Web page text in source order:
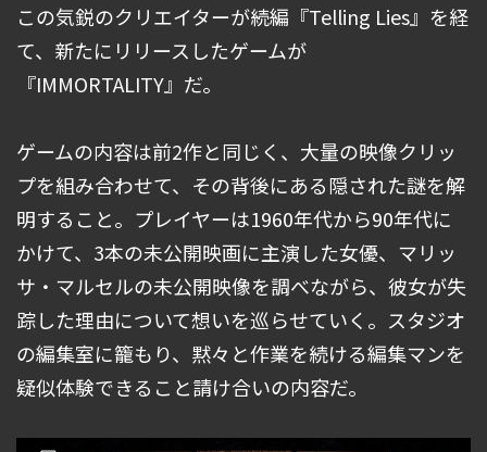
この気鋭のクリエイターが続編『Telling Lies』を経
て、新たにリリースしたゲームが
『IMMORTALITY』だ。
ゲームの内容は前2作と同じく、大量の映像クリッ
プを組み合わせて、その背後にある隠された謎を解
明すること。プレイヤーは1960年代から90年代に
かけて、3本の未公開映画に主演した女優、マリッ
サ・マルセルの未公開映像を調べながら、彼女が失
踪した理由について想いを巡らせていく。スタジオ
の編集室に籠もり、黙々と作業を続ける編集マンを
疑似体験できること請け合いの内容だ。